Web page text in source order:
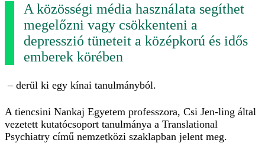
A közösségi média használata segíthet
megelőzni vagy csökkenteni a
depresszió tüneteit a középkorú és idős
emberek körében
– derül ki egy kínai tanulmányból.
A tiencsini Nankaj Egyetem professzora, Csi Jen-ling által
vezetett kutatócsoport tanulmánya a Translational
Psychiatry című nemzetközi szaklapban jelent meg.